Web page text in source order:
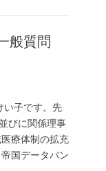
般質問
子です。先
びに関係理事
療体制の拡充
国データバン